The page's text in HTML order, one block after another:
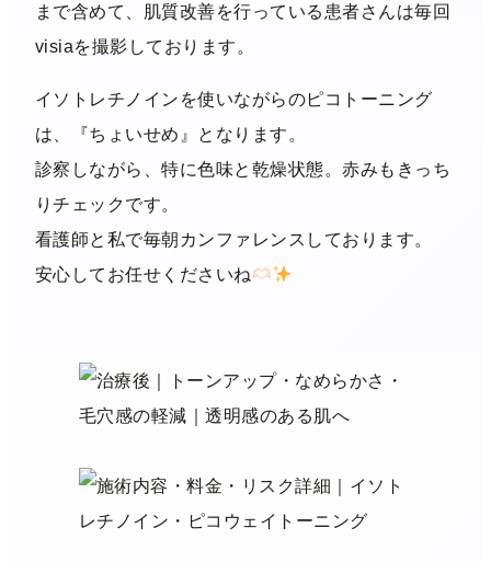
まで含めて、肌質改善を行っている患者さんは毎回
visiaを撮影しております。
イソトレチノインを使いながらのピコトーニング
は、『ちょいせめ』となります。
診察しながら、特に色味と乾燥状態。赤みもきっち
りチェックです。
看護師と私で毎朝カンファレンスしております。
安心してお任せくださいね